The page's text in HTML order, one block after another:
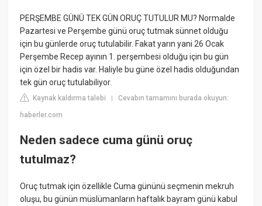
PERŞEMBE GÜNÜ TEK GÜN ORUÇ TUTULUR MU? Normalde
Pazartesi ve Perşembe günü oruç tutmak sünnet olduğu
için bu günlerde oruç tutulabilir. Fakat yarın yani 26 Ocak
Perşembe Recep ayının 1. perşembesi olduğu için bu gün
için özel bir hadis var. Haliyle bu güne özel hadis olduğundan
tek gün oruç tutulabiliyor.
Kaynak kaldırma talebi |Cevabın tamamını burada okuyun:
haberler.com
Neden sadece cuma günü oruç
tutulmaz?
Oruç tutmak için özellikle Cuma gününü seçmenin mekruh
oluşu, bu günün müslümanların haftalık bayram günü kabul